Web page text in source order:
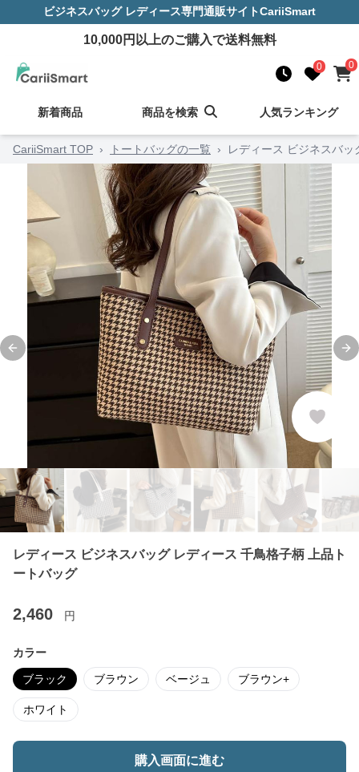
ビジネスバッグ レディース専門通販サイトCariiSmart
10,000円以上のご購入で送料無料
0 0
新着商品 商品を検索 人気ランキング
CariiSmart TOP › トートバッグの一覧 › レディース ビジネスバ
Previous slide
レディース ビジネスバッグ レディース 千鳥格子柄 上品ト
ートバッグ
2,460 円
カラー
ブラック ブラウン ベージュ ブラウン+
ホワイト
購入画面に進む